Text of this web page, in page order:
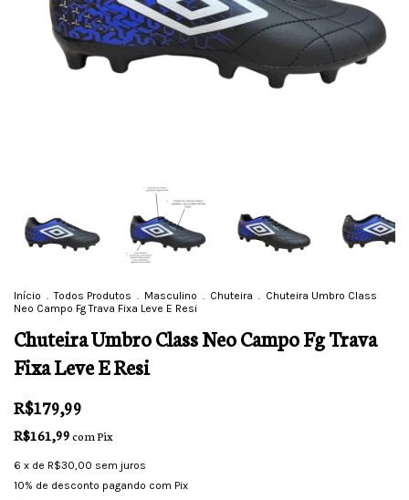
Início . Todos Produtos . Masculino . Chuteira . Chuteira Umbro Class
Neo Campo Fg Trava Fixa Leve E Resi
Chuteira Umbro Class Neo Campo Fg Trava
Fixa Leve E Resi
R$179,99
R$161,99comPix
6 x de R$30,00 sem juros
10% de desconto pagando com Pix